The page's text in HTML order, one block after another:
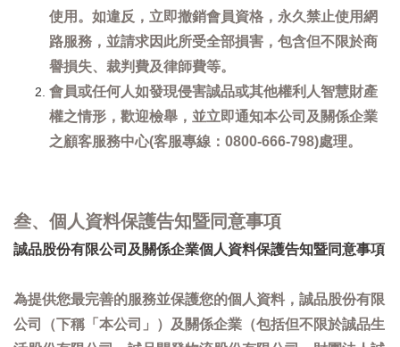
使用。如違反，立即撤銷會員資格，永久禁止使用網
路服務，並請求因此所受全部損害，包含但不限於商
譽損失、裁判費及律師費等。
會員或任何人如發現侵害誠品或其他權利人智慧財產
權之情形，歡迎檢舉，並立即通知本公司及關係企業
之顧客服務中心(客服專線：0800-666-798)處理。
叁、個人資料保護告知暨同意事項
誠品股份有限公司及關係企業個人資料保護告知暨同意事項
為提供您最完善的服務並保護您的個人資料，誠品股份有限
公司（下稱「本公司」）及關係企業（包括但不限於誠品生